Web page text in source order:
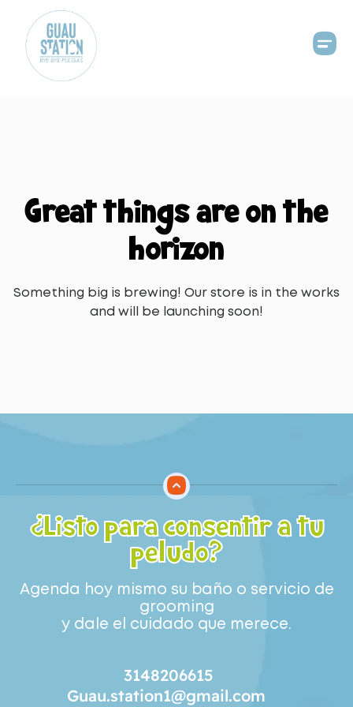
Great things are on the
horizon
Something big is brewing! Our store is in the works
and will be launching soon!
¿Listo para consentir a tu
peludo?
Agenda hoy mismo su baño o servicio de
grooming
y dale el cuidado que merece.
3148206615
Guau.station1@gmail.com